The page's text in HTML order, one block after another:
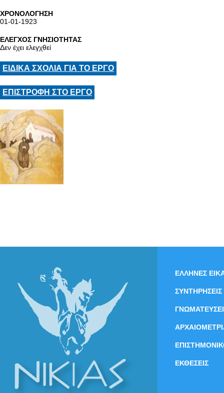
ΧΡΟΝΟΛΟΓΗΣΗ
01-01-1923
ΕΛΕΓΧΟΣ ΓΝΗΣΙΟΤΗΤΑΣ
Δεν έχει ελεγχθεί
ΕΙΔΙΚΑ ΣΧΟΛΙΑ ΓΙΑ ΤΟ ΕΡΓΟ
ΕΠΙΣΤΡΟΦΗ ΣΤΟ ΕΡΓΟ
ΕΛΛΗΝΕΣ
ΣΥΝΤΗΡΗΣΕΙΣ
ΕΚΘΕΣΕΙΣ